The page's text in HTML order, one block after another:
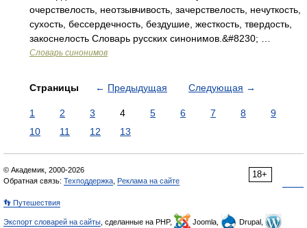
очерствелость, неотзывчивость, зачерствелость, нечуткость,
сухость, бессердечность, бездушие, жесткость, твердость,
закоснелость Словарь русских синонимов.&#8230; …
Словарь синонимов
Страницы ← Предыдущая Следующая →
1 2 3 4 5 6 7 8
9
10
11 12 13
18+
© Академик, 2000-2026
Обратная связь: Техподдержка Реклама на сайте
👣 Путешествия
Экспорт словарей на сайты , сделанные на PHP, Joomla,
Drupal,